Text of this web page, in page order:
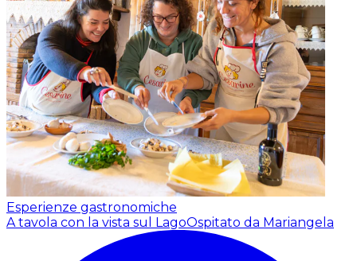
Esperienze gastronomiche
A tavola con la vista sul LagoOspitato da Mariangela